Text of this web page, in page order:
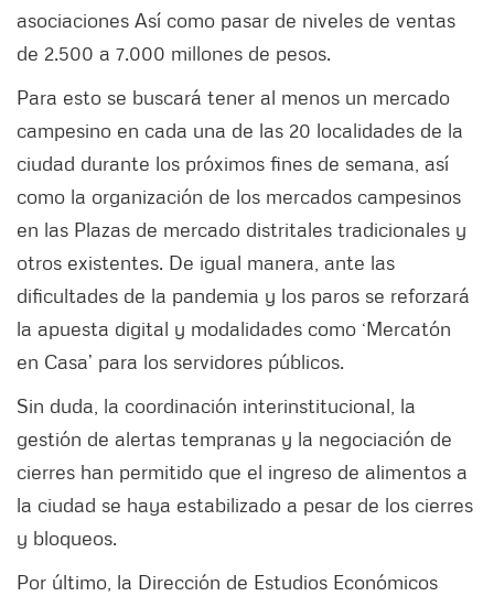
asociaciones Así como pasar de niveles de ventas
de 2.500 a 7.000 millones de pesos.
Para esto se buscará tener al menos un mercado
campesino en cada una de las 20 localidades de la
ciudad durante los próximos fines de semana, así
como la organización de los mercados campesinos
en las Plazas de mercado distritales tradicionales y
otros existentes. De igual manera, ante las
dificultades de la pandemia y los paros se reforzará
la apuesta digital y modalidades como ‘Mercatón
en Casa’ para los servidores públicos.
Sin duda, la coordinación interinstitucional, la
gestión de alertas tempranas y la negociación de
cierres han permitido que el ingreso de alimentos a
la ciudad se haya estabilizado a pesar de los cierres
y bloqueos.
Por último, la Dirección de Estudios Económicos